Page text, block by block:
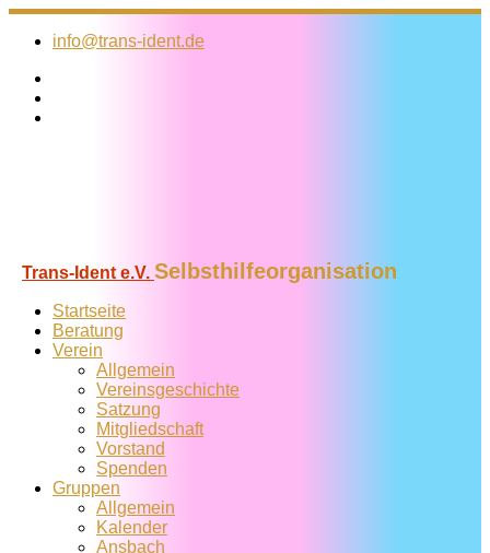
Zum
Inhalt
info@trans-ident.de
Trans-Ident e.V. Selbsthilfeorganisation
Startseite
Beratung
Verein
Allgemein
Vereins­geschichte
Satzung
Mitglied­schaft
Vorstand
Spenden
Gruppen
Allgemein
Kalender
Ansbach